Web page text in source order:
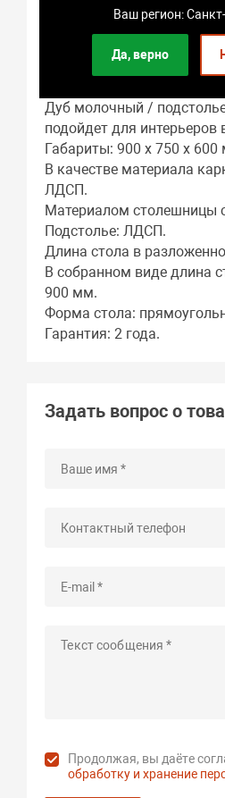
Ваш регион:
Да, верно
его модной изюминкой
взгляды. Гарантия на
Стол кухонный
Дуб молочный /
подойдет для интерьеров
Габариты: 900 x 750 x 600
В качестве материала
ЛДСП.
Материалом столешницы
Подстолье: ЛДСП.
Длина стола в
В собранном виде длина
900 мм.
Форма стола:
Гарантия: 2 года.
Задать вопрос о
Продолжая, вы даёте
обработку и хранение